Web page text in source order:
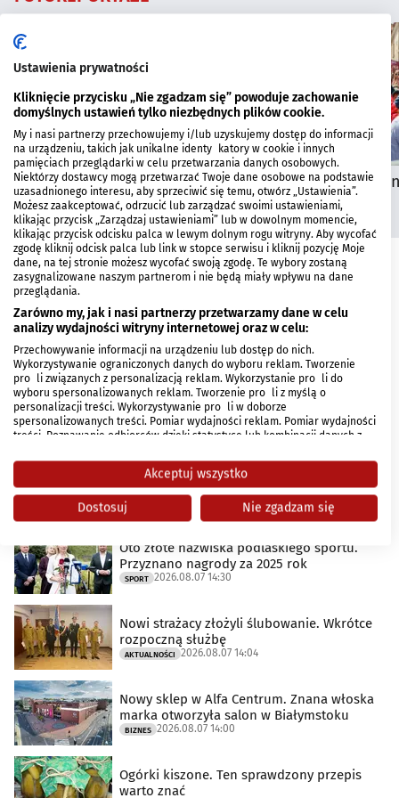
Dzień Informatyka na
Politechnice Białostockiej
Mityng Gwiazd
Kościuszki
NAJNOWSZE
Kolejne osoby nie wjechały do Polski.
Kontrole na granicy z Litwą trwają
AKTUALNOŚCI 2026.08.07 17:30
Jagiellonia przekłada swój ligowy mecz
SPORT 2026.08.07 15:15
Dodatkowe autobusy na mecz Jagiellonii z
Widzewem Łódź
AKTUALNOŚCI 2026.08.07 15:00
Oto złote nazwiska podlaskiego sportu.
Przyznano nagrody za 2025 rok
SPORT 2026.08.07 14:30
Nowi strażacy złożyli ślubowanie. Wkrótce
rozpoczną służbę
AKTUALNOŚCI 2026.08.07 14:04
Nowy sklep w Alfa Centrum. Znana włoska
marka otworzyła salon w Białymstoku
BIZNES 2026.08.07 14:00
Ogórki kiszone. Ten sprawdzony przepis
warto znać
Ustawienia prywatności
Kliknięcie przycisku „Nie zgadzam się” powoduje zachowanie
domyślnych ustawień tylko niezbędnych plików cookie.
My i nasi partnerzy przechowujemy i/lub uzyskujemy dostęp do informacji
na urządzeniu, takich jak unikalne identyfikatory w cookie i innych
pamięciach przeglądarki w celu przetwarzania danych osobowych.
Niektórzy dostawcy mogą przetwarzać Twoje dane osobowe na podstawie
uzasadnionego interesu, aby sprzeciwić się temu, otwórz „Ustawienia”.
Możesz zaakceptować, odrzucić lub zarządzać swoimi ustawieniami,
klikając przycisk „Zarządzaj ustawieniami” lub w dowolnym momencie,
klikając przycisk odcisku palca w lewym dolnym rogu witryny. Aby wycofać
zgodę kliknij odcisk palca lub link w stopce serwisu i kliknij pozycję Moje
dane, na tej stronie możesz wycofać swoją zgodę. Te wybory zostaną
zasygnalizowane naszym partnerom i nie będą miały wpływu na dane
przeglądania.
Zarówno my, jak i nasi partnerzy przetwarzamy dane w celu
analizy wydajności witryny internetowej oraz w celu:
Przechowywanie informacji na urządzeniu lub dostęp do nich.
Wykorzystywanie ograniczonych danych do wyboru reklam. Tworzenie
profili związanych z personalizacją reklam. Wykorzystanie profili do
wyboru spersonalizowanych reklam. Tworzenie profili z myślą o
personalizacji treści. Wykorzystywanie profili w doborze
spersonalizowanych treści. Pomiar wydajności reklam. Pomiar wydajności
treści. Poznawanie odbiorców dzięki statystyce lub kombinacji danych z
ograniczonych danych do wyboru treści.
Dane mogą być udostępniane poza Unię Europejską i wysyłane do USA.
Twoja zgoda i polityka cookie dotyczą wyłącznie tej witryny/aplikacji.
Wyświetl listę partnerów (1 dostawców IAB)
Używamy Twoich danych w następujących celach:
Cele przetwarzania IAB:
Przechowywanie informacji na urządzeniu lub
dostęp do nich
Wykorzystywanie ograniczonych danych do
wyboru reklam
Tworzenie profili w celu spersonalizowanych
reklam
Wykorzystanie profili do wyboru
spersonalizowanych reklam
Akceptuj wszystko
Dostosuj Nie zgadzam się